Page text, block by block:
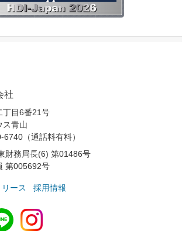
社
丁目6番21号
ス青山
（通話料有料）
財務局長(6) 第01486号
第005692号
ース 採用情報